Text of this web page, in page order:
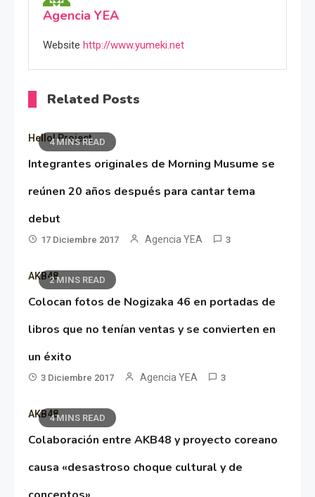
Agencia YEA
Website http://www.yumeki.net
Related Posts
4 MINS READ
Hello! Project
Integrantes originales de Morning Musume se
reúnen 20 años después para cantar tema
debut
17 Diciembre 2017 Agencia YEA 3
2 MINS READ
AKB48
Colocan fotos de Nogizaka 46 en portadas de
libros que no tenían ventas y se convierten en
un éxito
3 Diciembre 2017 Agencia YEA 3
4 MINS READ
AKB48
Colaboración entre AKB48 y proyecto coreano
causa «desastroso choque cultural y de